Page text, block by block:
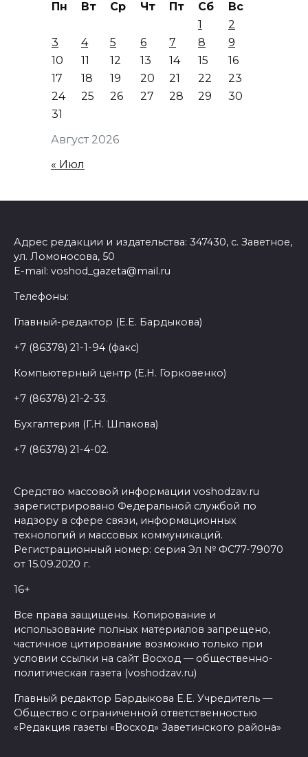
Август 2026
Пн Вт Ср Чт Пт Сб
Вс
1
2
3
4 5 6 7 8
9
10
11 12 13 14 15
16
17
18 19 20 21 22
23
24
25 26 27 28 29
30
31
« Июл
Адрес редакции и издательства: 347430, с. Заветное,
ул. Ломоносова, 50
E-mail: voshod_gazeta@mail.ru
Телефоны:
Главный-редактор (Е.Е. Бардыкова)
+7 (86378) 21-1-94 (факс)
Компьютерный центр (Е.Н. Горковенко)
+7 (86378) 21-2-33.
Бухгалтерия (Г.Н. Шпакова)
+7 (86378) 21-4-02.
Средство массовой информации voshodzav.ru
зарегистрировано Федеральной службой по
надзору в сфере связи, информационных
технологий и массовых коммуникаций.
Регистрационный номер: серия Эл № ФС77-79070
от 15.09.2020 г.
16+
Все права защищены. Копирование и
использование полных материалов запрещено,
частичное цитирование возможно только при
условии ссылки на сайт Восход — общественно-
политическая газета (voshodzav.ru)
Главный редактор Бардыкова Е.Е. Учредитель —
Общество с ограниченной ответственностью
«Редакция газеты «Восход» Заветинского района»